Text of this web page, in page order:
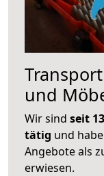
und
Wir sind seit
tätig und
Angebote als
erwiesen.